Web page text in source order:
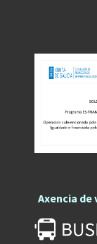
Axencia